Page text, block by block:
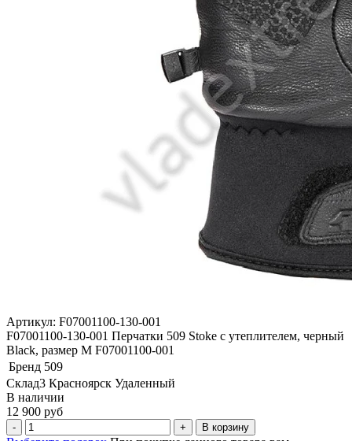
Артикул: F07001100-130-001
F07001100-130-001 Перчатки 509 Stoke с утеплителем, черный
Black, размер M F07001100-001
Бренд 509
Склад3 Красноярск Удаленный
В наличии
12 900 руб
В корзину